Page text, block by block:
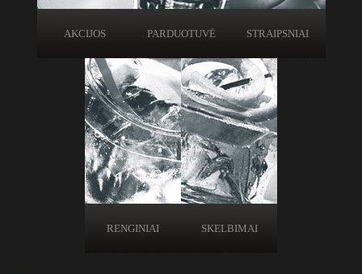
AKCIJOS PARDUOTUVĖ STRAIPSNIAI
RENGINIAI SKELBIMAI